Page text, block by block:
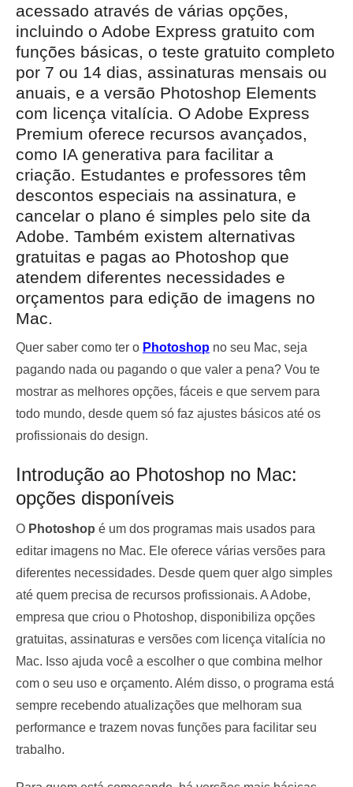
acessado através de várias opções,
incluindo o Adobe Express gratuito com
funções básicas, o teste gratuito completo
por 7 ou 14 dias, assinaturas mensais ou
anuais, e a versão Photoshop Elements
com licença vitalícia. O Adobe Express
Premium oferece recursos avançados,
como IA generativa para facilitar a
criação. Estudantes e professores têm
descontos especiais na assinatura, e
cancelar o plano é simples pelo site da
Adobe. Também existem alternativas
gratuitas e pagas ao Photoshop que
atendem diferentes necessidades e
orçamentos para edição de imagens no
Mac.
Quer saber como ter o Photoshop no seu Mac, seja
pagando nada ou pagando o que valer a pena? Vou te
mostrar as melhores opções, fáceis e que servem para
todo mundo, desde quem só faz ajustes básicos até os
profissionais do design.
Introdução ao Photoshop no Mac:
opções disponíveis
O Photoshop é um dos programas mais usados para
editar imagens no Mac. Ele oferece várias versões para
diferentes necessidades. Desde quem quer algo simples
até quem precisa de recursos profissionais. A Adobe,
empresa que criou o Photoshop, disponibiliza opções
gratuitas, assinaturas e versões com licença vitalícia no
Mac. Isso ajuda você a escolher o que combina melhor
com o seu uso e orçamento. Além disso, o programa está
sempre recebendo atualizações que melhoram sua
performance e trazem novas funções para facilitar seu
trabalho.